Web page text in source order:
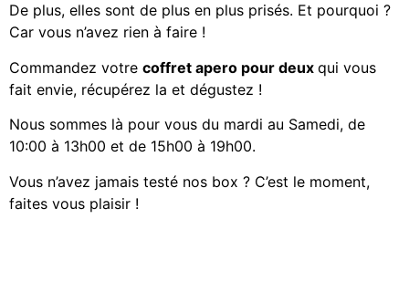
De plus, elles sont de plus en plus prisés. Et pourquoi ?
Car vous n’avez rien à faire !
Commandez votre coffret apero pour deux qui vous
fait envie, récupérez la et dégustez !
Nous sommes là pour vous du mardi au Samedi, de
10:00 à 13h00 et de 15h00 à 19h00.
Vous n’avez jamais testé nos box ? C’est le moment,
faites vous plaisir !